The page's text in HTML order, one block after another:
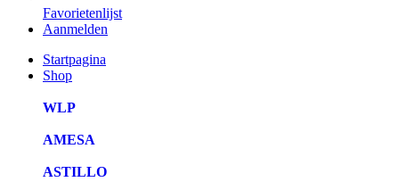
Favorietenlijst
Aanmelden
Startpagina
Shop
WLP
AMESA
ASTILLO